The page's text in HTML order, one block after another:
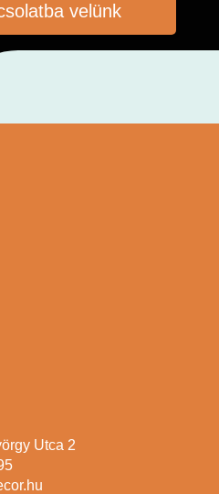
velünk
Utca 2